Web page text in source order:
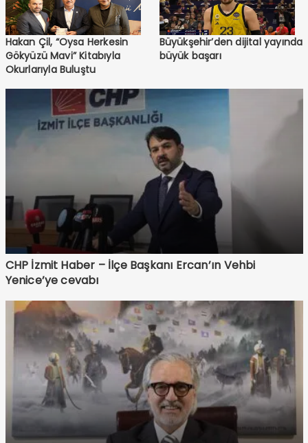
Hakan Çil, “Oysa Herkesin
Gökyüzü Mavi” Kitabıyla
Okurlarıyla Buluştu
Büyükşehir’den dijital yayında
büyük başarı
CHP İzmit Haber – İlçe Başkanı Ercan’ın Vehbi
Yenice’ye cevabı